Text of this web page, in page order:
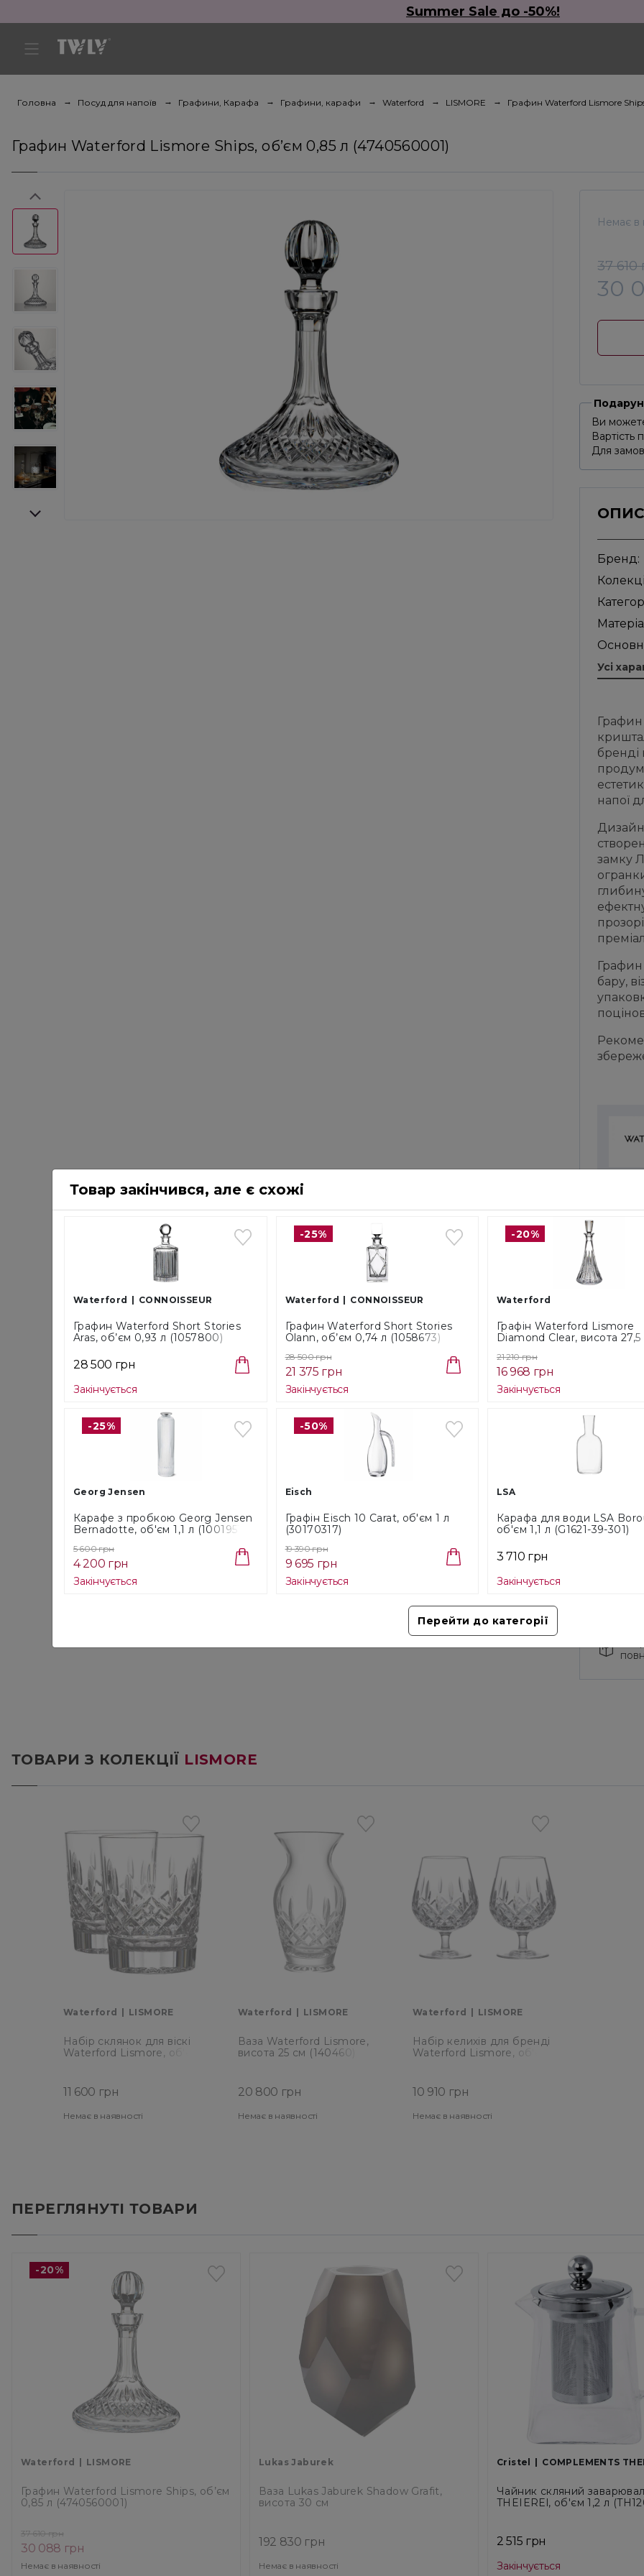
Summer Sale до -50%!
Головна Посуд для напоїв Графини, Карафа Графини, карафи Waterford LISMORE Графин Waterford Lismore
Графин Waterford Lismore Ships, об’єм 0,85 л (4740560001)
Немає в
37 610
30
Ви
Вартість
Для
ОПИС
Бренд:
Усі
бренді
напої
замку
бару,
1783
та
він
У
ТОВАРИ З КОЛЕКЦІЇ LISMORE
Waterford LISMORE
Набір склянок для віскі
Waterford Lismore, об'єм
11 600 грн
Немає в наявності
Waterford LISMORE
Ваза Waterford Lismore,
висота 25 см (140460)
20 800 грн
Немає в наявності
Waterford LISMORE
Набір келихів для бренді
Waterford Lismore, об'єм
10 910 грн
Немає в наявності
ПЕРЕГЛЯНУТІ ТОВАРИ
-20%
Waterford LISMORE
Графин Waterford Lismore Ships, об’єм
0,85 л (4740560001)
37 610 грн
30 088 грн
Немає в наявності
Lukas Jaburek
Ваза Lukas Jaburek Shadow Grafit,
висота 30 см
192 830 грн
Немає в наявності
Cristel COMPLEMENTS
Чайник скляний
THEIEREl, об'єм 1,2 л
2 515 грн
Закінчується
Товар закінчився, але є схожі
Waterford CONNOISSEUR
Графин Waterford Short Stories
Aras, об’єм 0,93 л (1057800)
28 500 грн
Закінчується
-25%
Waterford CONNOISSEUR
Графин Waterford Short Stories
Olann, об’єм 0,74 л (1058673)
28 500 грн
21 375 грн
Закінчується
-20%
Waterford
Графін Waterford Lismore
Diamond Clear, висота 27,5
21 210 грн
16 968 грн
Закінчується
-25%
Georg Jensen
Карафе з пробкою Georg Jensen
Bernadotte, об'єм 1,1 л (10019511)
5 600 грн
4 200 грн
Закінчується
-50%
Eisch
Графін Eisch 10 Carat, об'єм 1 л
(30170317)
19 390 грн
9 695 грн
Закінчується
LSA
Карафа для води LSA
об'єм 1,1 л (G1621-39-301)
3 710 грн
Закінчується
Перейти до категорії